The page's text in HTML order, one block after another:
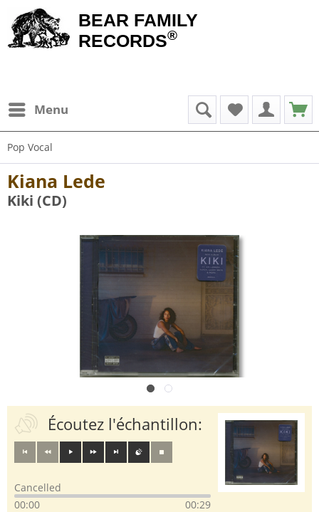
BEAR FAMILY
RECORDS®
Menu
Pop Vocal
Kiana Lede
Kiki (CD)
Écoutez l'échantillon:
Cancelled
00:00
00:29